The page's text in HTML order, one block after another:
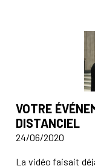
VOTRE
DISTANCIEL
24/06/2020
La vidéo faisait